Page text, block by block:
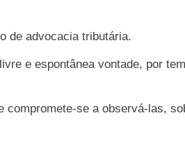
de advocacia tributária.
e espontânea vontade, por
se a observá-las,